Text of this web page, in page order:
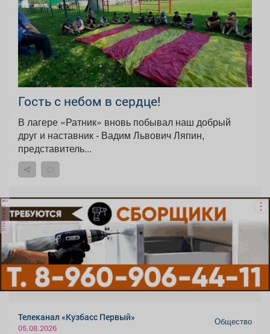
Гость с небом в сердце!
В лагере «Ратник» вновь побывал наш добрый
друг и наставник - Вадим Львович Ляпин,
представитель...
реклама
Телеканал «Кузбасс Первый»
05.08.2026
Общество